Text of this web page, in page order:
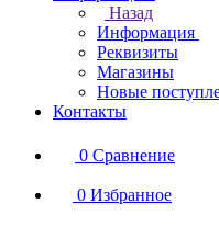
Назад
Информация
Реквизиты
Магазины
Новые
Контакты
0 Сравнение
0 Избранное